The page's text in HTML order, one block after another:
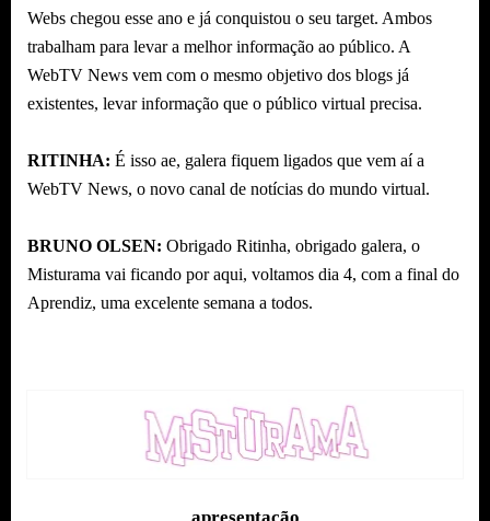
Webs chegou esse ano e já conquistou o seu target. Ambos
trabalham para levar a melhor informação ao público. A
WebTV News vem com o mesmo objetivo dos blogs já
existentes, levar informação que o público virtual precisa.
RITINHA: É isso ae, galera fiquem ligados que vem aí a
WebTV News, o novo canal de notícias do mundo virtual.
BRUNO OLSEN: Obrigado Ritinha, obrigado galera, o
Misturama vai ficando por aqui, voltamos dia 4, com a final do
Aprendiz, uma excelente semana a todos.
apresentação